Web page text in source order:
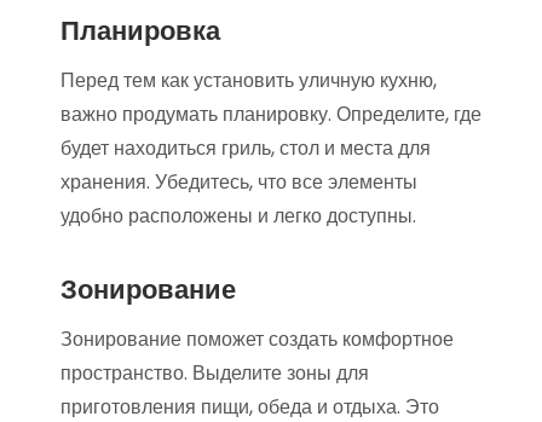
Планировка
Перед тем как установить уличную кухню,
важно продумать планировку. Определите, где
будет находиться гриль, стол и места для
хранения. Убедитесь, что все элементы
удобно расположены и легко доступны.
Зонирование
Зонирование поможет создать комфортное
пространство. Выделите зоны для
приготовления пищи, обеда и отдыха. Это